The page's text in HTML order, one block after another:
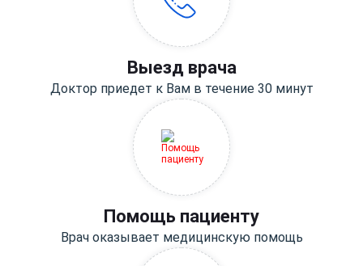
Выезд врача
Доктор приедет к Вам в течение 30 минут
Помощь пациенту
Врач оказывает медицинскую помощь